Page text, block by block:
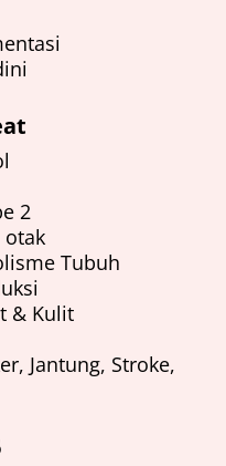
2
otak
Tubuh
& Kulit
Jantung, Stroke,